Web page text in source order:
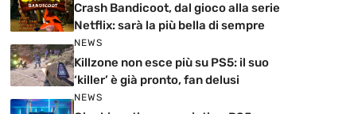
Crash Bandicoot, dal gioco alla serie
Netflix: sarà la più bella di sempre
NEWS
Killzone non esce più su PS5: il suo
‘killer’ è già pronto, fan delusi
NEWS